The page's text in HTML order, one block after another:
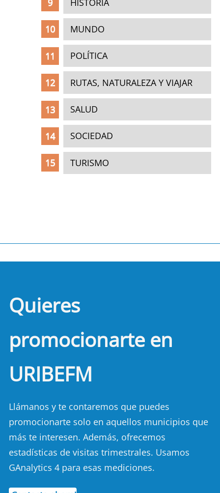
MUNDO
POLÍTICA
RUTAS, NATURALEZA Y VIAJAR
SALUD
SOCIEDAD
TURISMO
Quieres
promocionarte en
URIBEFM
Llámanos y te contaremos que puedes
promocionarte solo en aquellos municipios que
más te interesen. Además, ofrecemos
estadísticas de visitas trimestrales. Usamos
GAnalytics 4 para esas mediciones.